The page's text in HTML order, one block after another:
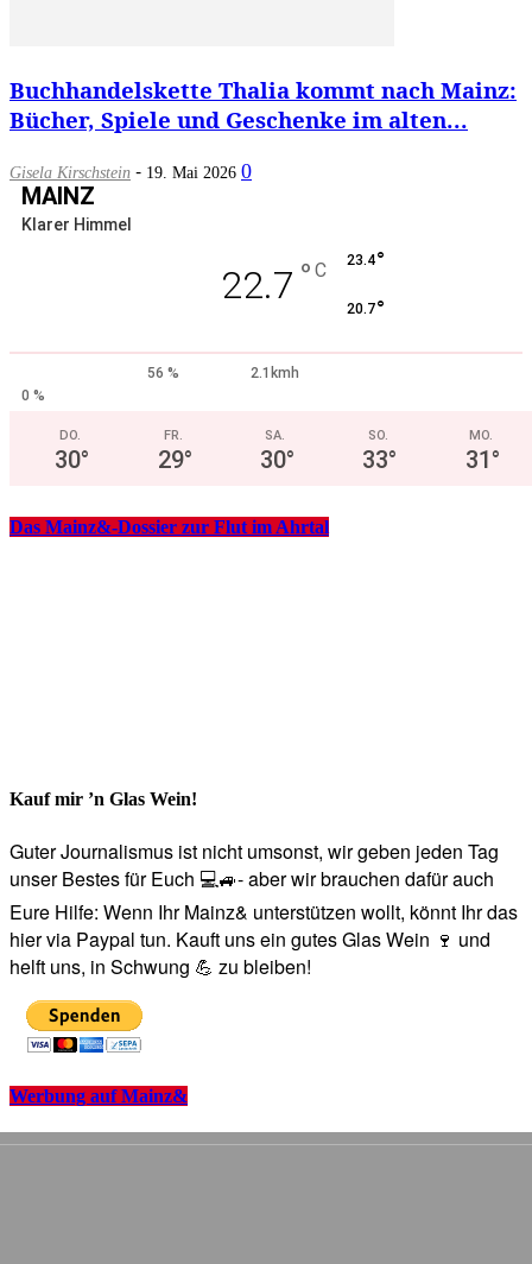
Buchhandelskette Thalia kommt nach Mainz:
Bücher, Spiele und Geschenke im alten...
Gisela Kirschstein - 19. Mai 2026 0
MAINZ
Klarer Himmel
22.7 ° C 23.4°
20.7°
56 %
2.1kmh
0 %
DO.
30°
FR.
29°
SA.
30°
SO.
33°
MO.
31°
Das Mainz&-Dossier zur Flut im Ahrtal
Kauf mir ’n Glas Wein!
Guter Journalismus ist nicht umsonst, wir geben jeden Tag
unser Bestes für Euch 💻🚙- aber wir brauchen dafür auch
Eure Hilfe: Wenn Ihr Mainz& unterstützen wollt, könnt Ihr das
hier via Paypal tun. Kauft uns ein gutes Glas Wein 🍷 und
helft uns, in Schwung 💪 zu bleiben!
Werbung auf Mainz&